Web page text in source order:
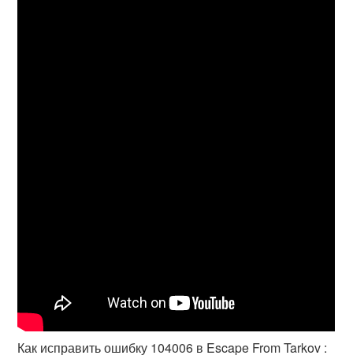
Как исправить ошибку 104006 в Escape From Tarkov :